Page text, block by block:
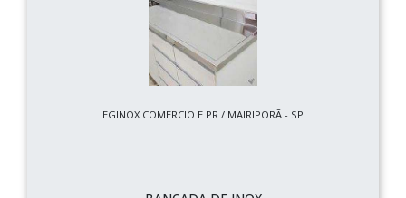
EGINOX COMERCIO E PR / MAIRIPORÃ - SP